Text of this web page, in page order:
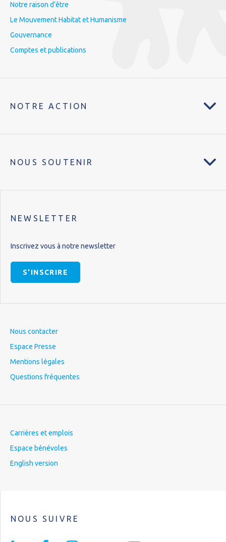
Notre raison d’être
Le Mouvement Habitat et Humanisme
Gouvernance
Comptes et publications
NOTRE ACTION
NOUS SOUTENIR
NEWSLETTER
Inscrivez vous à notre newsletter
S'INSCRIRE
Nous contacter
Espace Presse
Mentions légales
Questions fréquentes
Carrières et emplois
Espace bénévoles
English version
NOUS SUIVRE